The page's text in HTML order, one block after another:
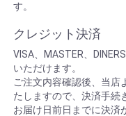
す。
クレジット決済
VISA、MASTER、
いただけます。
ご注文内容確認後、当店
たしますので、決済手続
お届け日前日までに決済